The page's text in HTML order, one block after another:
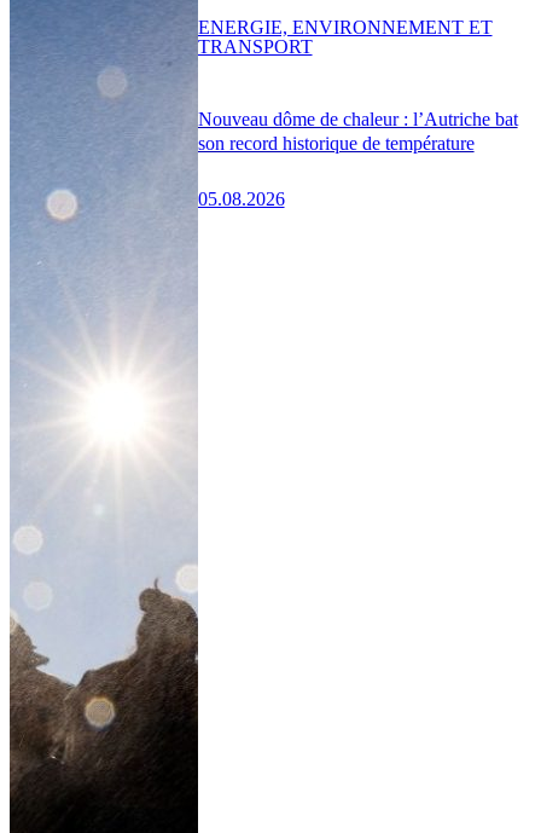
Nouveau dôme de chaleur : l’Autriche bat
son record historique de température
05.08.2026
ENERGIE, ENVIRONNEMENT ET
TRANSPORT